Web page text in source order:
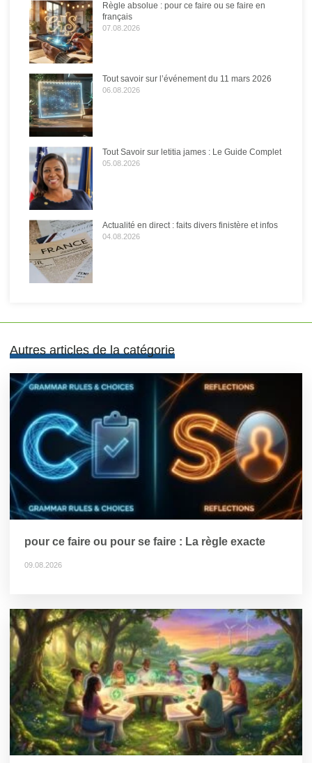
Règle absolue : pour ce faire ou se faire en
français
07.08.2026
Tout savoir sur l’événement du 11 mars 2026
06.08.2026
Tout Savoir sur letitia james : Le Guide Complet
05.08.2026
Actualité en direct : faits divers finistère et infos
04.08.2026
Autres articles de la catégorie
pour ce faire ou pour se faire : La règle exacte
09.08.2026